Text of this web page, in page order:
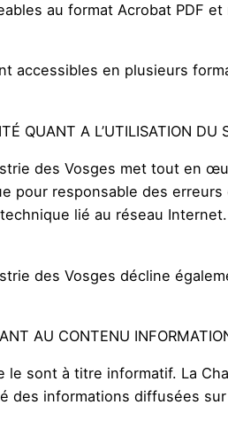
au format Acrobat PDF
accessibles en plusieurs
QUANT A L’UTILISATION DU
des Vosges met tout en
pour responsable des
lié au réseau
des Vosges décline
AU CONTENU
sont à titre informatif. La
des informations diffusées